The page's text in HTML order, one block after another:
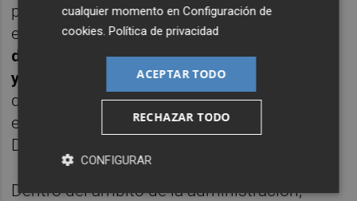
para las alianzas público-privadas. Pese a
ello, Oropesa ha conseguido entrar e
de las ciudades de la innovación de España
y contar con un agente de la innovación
que le ha permitido conseguir fondos
europeos para desarrollar la plataforma de
Destino Turístico Inteligente.
Dentro del ámbito de la administración,
cualquier momento enConfiguración de
cookies .Política de privacidad
ACEPTAR TODO
RECHAZAR TODO
CONFIGURAR